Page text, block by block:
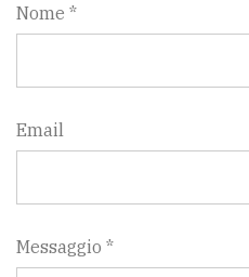
Nome *
Email
Messaggio *